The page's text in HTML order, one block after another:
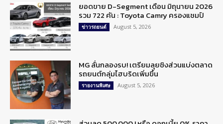
ยอดขาย D-Segment เดือน มิถุนายน 2026
รวม 722 คัน : Toyota Camry ครองแชมป์
ข่าวรถยนต์ August 5, 2026
MG ลั่นกลองรบ! เตรียมลุยชิงส่วนแบ่งตลาด
รถยนต์กลุ่มไฮบริดเพิ่มขึ้น
รายงานพิเศษ August 5, 2026